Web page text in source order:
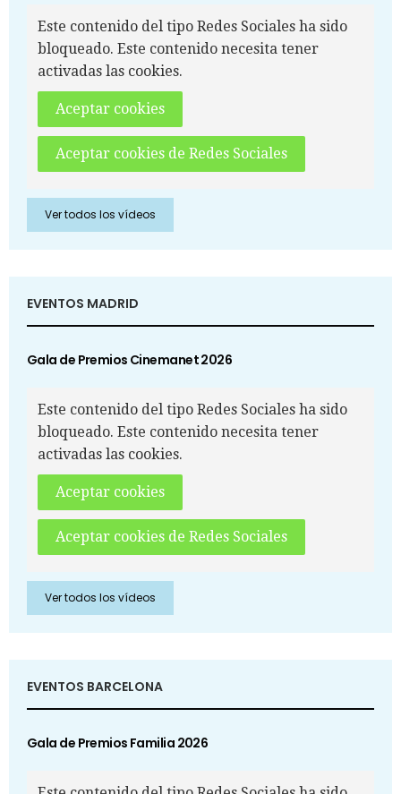
Este contenido del tipo Redes Sociales ha sido
bloqueado. Este contenido necesita tener
activadas las cookies.
Aceptar cookies
Aceptar cookies de Redes Sociales
Ver todos los vídeos
EVENTOS MADRID
Gala de Premios Cinemanet 2026
Este contenido del tipo Redes Sociales ha sido
bloqueado. Este contenido necesita tener
activadas las cookies.
Aceptar cookies
Aceptar cookies de Redes Sociales
Ver todos los vídeos
EVENTOS BARCELONA
Gala de Premios Familia 2026